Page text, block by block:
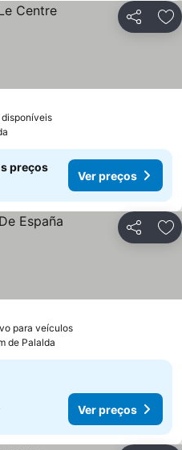
Partilhar
disponíveis
preços
Ver preços
Partilhar
para veículos
de Palalda
Ver preços